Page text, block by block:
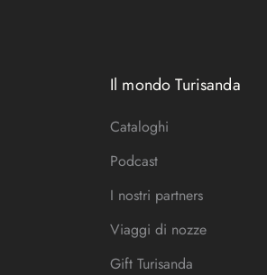
Il mondo Turisanda
Cataloghi
Podcast
I nostri partners
Viaggi di nozze
Gift Turisanda